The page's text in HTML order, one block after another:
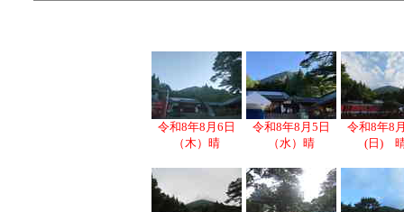
令和8年8月6日
（木）晴
令和8年8月5日
（水）晴
令和8年8
(日)